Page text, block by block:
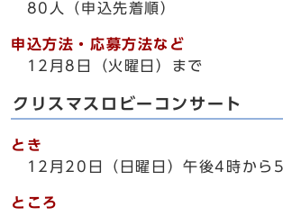
80人（申込先着順）
申込方法・応募方法など
12月8日（火曜日）まで
クリスマスロビーコンサート
とき
12月20日（日曜日）午後4時から
ところ